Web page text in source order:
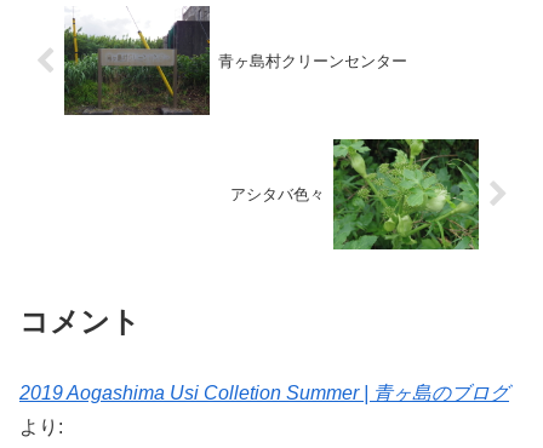
青ヶ島村クリーンセンター
アシタバ色々
コメント
2019 Aogashima Usi Colletion Summer | 青ヶ島のブログ
より: